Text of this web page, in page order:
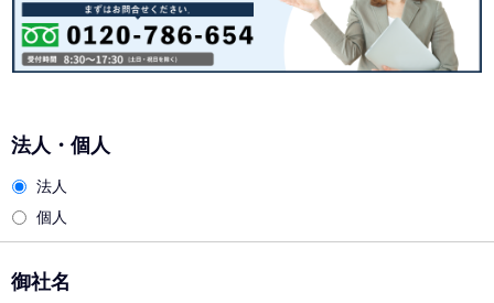
法人・個人
法人
個人
御社名